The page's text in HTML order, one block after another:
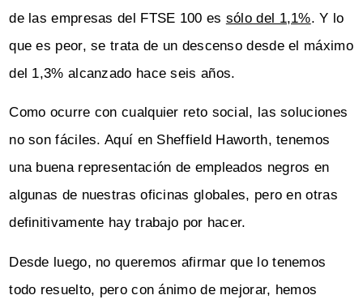
de las empresas del FTSE 100 es sólo del 1,1%. Y lo
que es peor, se trata de un descenso desde el máximo
del 1,3% alcanzado hace seis años.
Como ocurre con cualquier reto social, las soluciones
no son fáciles. Aquí en Sheffield Haworth, tenemos
una buena representación de empleados negros en
algunas de nuestras oficinas globales, pero en otras
definitivamente hay trabajo por hacer.
Desde luego, no queremos afirmar que lo tenemos
todo resuelto, pero con ánimo de mejorar, hemos